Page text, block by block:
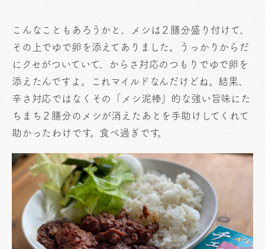
こんなこともあろうかと、メシは２膳分盛り付けて、
その上でゆで卵を添えてありました。うっかりからだ
にクセがついていて、からさ対応のつもりでゆで卵を
添えたんですよ。これマイルドなんだけどね。結果、
辛さ対応ではなくその「メシ泥棒」的な強い旨味にた
ちまち２膳分のメシが消えたあとを手助けしてくれて
助かったわけです。食べ過ぎです。